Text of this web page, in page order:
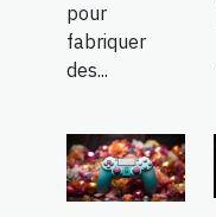
pour
fabriquer
des...